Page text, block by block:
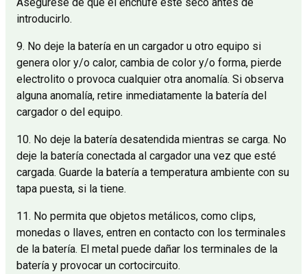
introducirlo.
9. No deje la batería en un cargador u otro equipo si
genera olor y/o calor, cambia de color y/o forma, pierde
electrolito o provoca cualquier otra anomalía. Si observa
alguna anomalía, retire inmediatamente la batería del
cargador o del equipo.
10. No deje la batería desatendida mientras se carga. No
deje la batería conectada al cargador una vez que esté
cargada. Guarde la batería a temperatura ambiente con su
tapa puesta, si la tiene.
11. No permita que objetos metálicos, como clips,
monedas o llaves, entren en contacto con los terminales
de la batería. El metal puede dañar los terminales de la
batería y provocar un cortocircuito.